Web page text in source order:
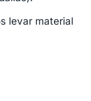
levar material